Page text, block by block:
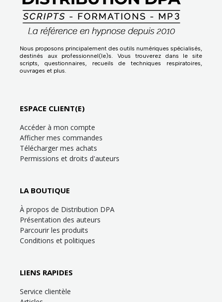
Nous proposons principalement des outils numériques spécialisés,
destinés aux professionnel(le)s. Vous trouverez dans le site
scripts, questionnaires, recueils de techniques respiratoires,
ouvrages et plus.
ESPACE CLIENT(E)
Accéder à mon compte
Afficher mes commandes
Télécharger mes achats
Permissions et droits d'auteurs
LA BOUTIQUE
À propos de Distribution DPA
Présentation des auteurs
Parcourir les produits
Conditions et politiques
LIENS RAPIDES
Service clientèle